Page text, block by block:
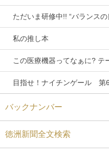
ただいま研修中!! “バランスの
私の推し本
この医療機器ってなぁに? テ
目指せ！ナイチンゲール 第
バックナンバー
徳洲新聞全文検索